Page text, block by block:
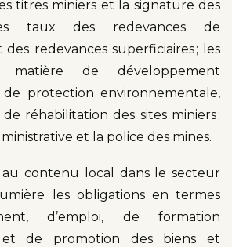
titres miniers et la signature des
taux des redevances de
redevances superficiaires ; les
matière de développement
protection environnementale,
réhabilitation des sites miniers ;
et la police des mines.
contenu local dans le secteur
les obligations en termes
d’emploi, de formation
et de promotion des biens et